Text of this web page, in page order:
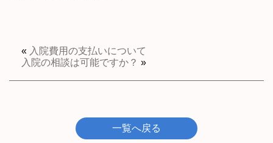
« 入院費用の支払いについて
入院の相談は可能ですか？ »
一覧へ戻る